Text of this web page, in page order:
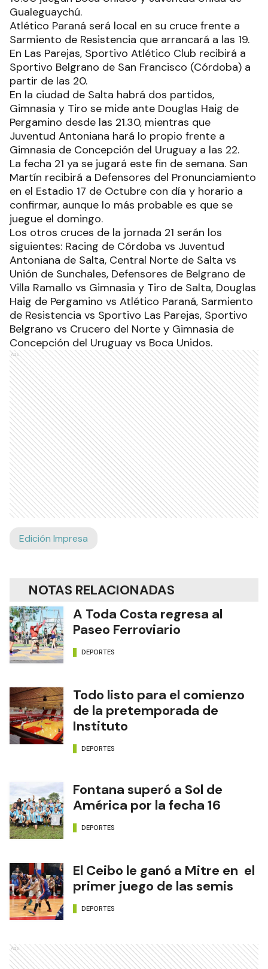
Gualeguaychú.
Atlético Paraná será local en su cruce frente a
Sarmiento de Resistencia que arrancará a las 19.
En Las Parejas, Sportivo Atlético Club recibirá a
Sportivo Belgrano de San Francisco (Córdoba) a
partir de las 20.
En la ciudad de Salta habrá dos partidos,
Gimnasia y Tiro se mide ante Douglas Haig de
Pergamino desde las 21.30, mientras que
Juventud Antoniana hará lo propio frente a
Gimnasia de Concepción del Uruguay a las 22.
La fecha 21 ya se jugará este fin de semana. San
Martín recibirá a Defensores del Pronunciamiento
en el Estadio 17 de Octubre con día y horario a
confirmar, aunque lo más probable es que se
juegue el domingo.
Los otros cruces de la jornada 21 serán los
siguientes: Racing de Córdoba vs Juventud
Antoniana de Salta, Central Norte de Salta vs
Unión de Sunchales, Defensores de Belgrano de
Villa Ramallo vs Gimnasia y Tiro de Salta, Douglas
Haig de Pergamino vs Atlético Paraná, Sarmiento
de Resistencia vs Sportivo Las Parejas, Sportivo
Belgrano vs Crucero del Norte y Gimnasia de
Concepción del Uruguay vs Boca Unidos.
Ads
Edición Impresa
NOTAS RELACIONADAS
A Toda Costa regresa al
Paseo Ferroviario
DEPORTES
Todo listo para el comienzo
de la pretemporada de
Instituto
DEPORTES
Fontana superó a Sol de
América por la fecha 16
DEPORTES
El Ceibo le ganó a Mitre en el
primer juego de las semis
DEPORTES
Ads